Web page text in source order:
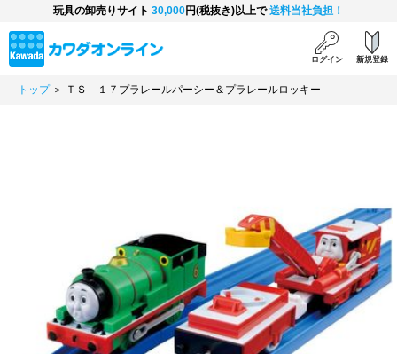
玩具の卸売りサイト 30,000円(税抜き)以上で送料当社負担！
ログイン 新規登録
トップ＞ ＴＳ－１７プラレールパーシー＆プラレールロッキー